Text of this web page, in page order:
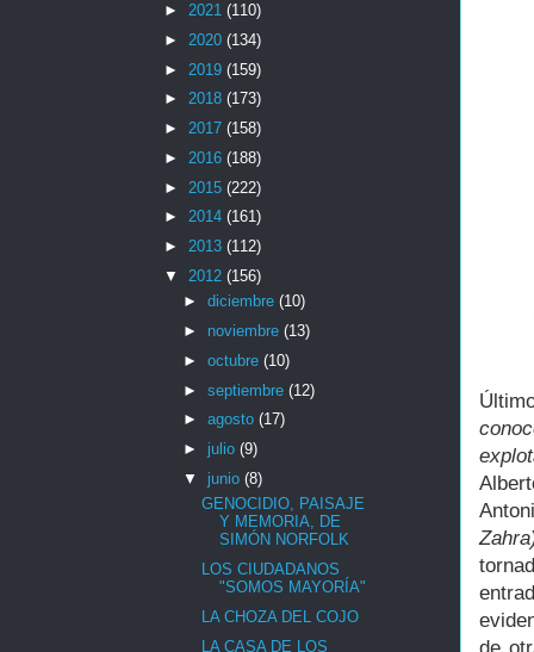
► 2021 (110)
► 2020 (134)
► 2019 (159)
► 2018 (173)
► 2017 (158)
► 2016 (188)
► 2015 (222)
► 2014 (161)
► 2013 (112)
▼ 2012 (156)
► diciembre (10)
► noviembre (13)
► octubre (10)
► septiembre (12)
► agosto (17)
► julio (9)
▼ junio (8)
GENOCIDIO, PAISAJE
Y MEMORIA, DE
SIMÓN NORFOLK
LOS CIUDADANOS
"SOMOS MAYORÍA"
LA CHOZA DEL COJO
LA CASA DE LOS